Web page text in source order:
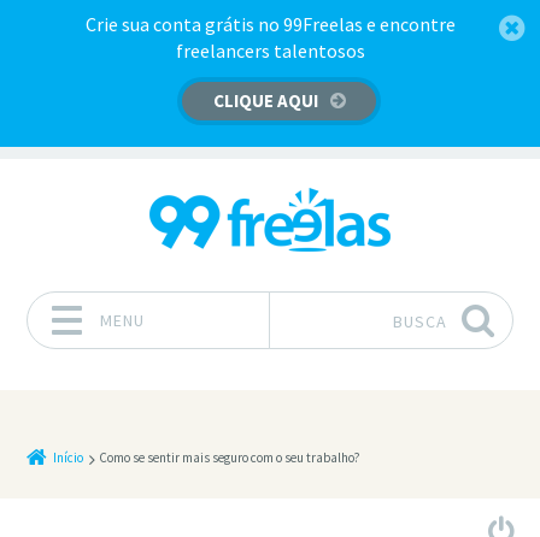
Crie sua conta grátis no 99Freelas e encontre
freelancers talentosos
CLIQUE AQUI
MENU BUSCA
Início Como se sentir mais seguro com o seu trabalho?